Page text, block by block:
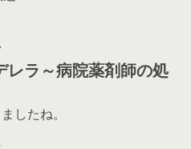
レラ～病院薬剤師の処
したね。